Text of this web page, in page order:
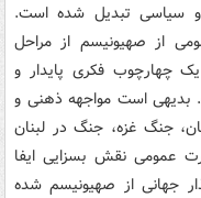
سیاسی تبدیل شده است.
از صهیونیسم از مراحل
چهارچوب فکری پایدار و
بدیهی است مواجهه ذهنی و
جنگ غزه، جنگ در لبنان
عمومی نقش بسزایی ایفا
جهانی از صهیونیسم شده